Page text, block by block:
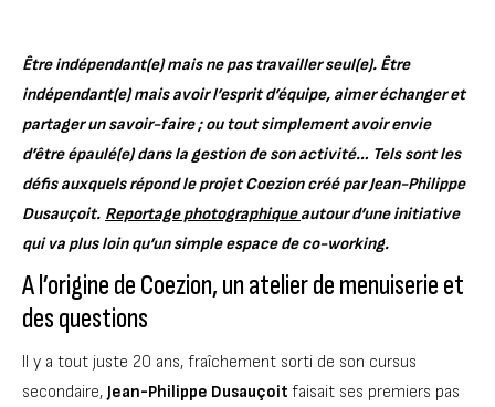
Être indépendant(e) mais ne pas travailler seul(e). Être
indépendant(e) mais avoir l’esprit d’équipe, aimer échanger et
partager un savoir-faire ; ou tout simplement avoir envie
d’être épaulé(e) dans la gestion de son activité… Tels sont les
défis auxquels répond le projet Coezion créé par Jean-Philippe
Dusauçoit. Reportage photographiqueautour d’une initiative
qui va plus loin qu’un simple espace de co-working.
A l’origine de Coezion, un atelier de menuiserie et
des questions
Il y a tout juste 20 ans, fraîchement sorti de son cursus
secondaire, Jean-Philippe Dusauçoit faisait ses premiers pas